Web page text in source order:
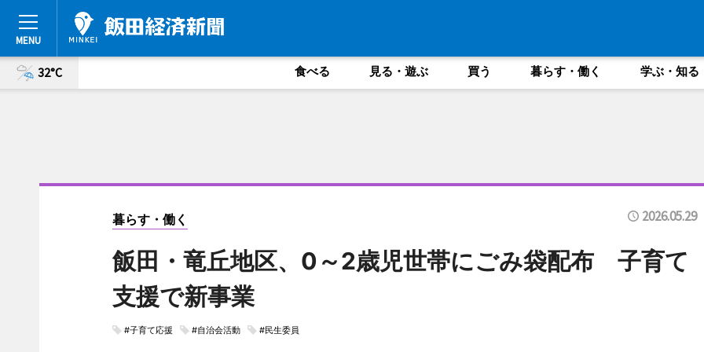
32°C 食べる 見る・遊ぶ 買う 暮らす・働く 学ぶ・知る
暮らす・働く 2026.05.29
飯田・竜丘地区、0～2歳児世帯にごみ袋配布 子育て
支援で新事業
#子育て応援 #自治会活動 #民生委員